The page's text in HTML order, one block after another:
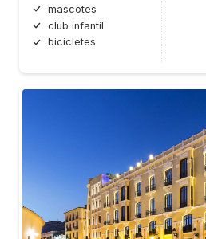
mascotes
club infantil
bicicletes